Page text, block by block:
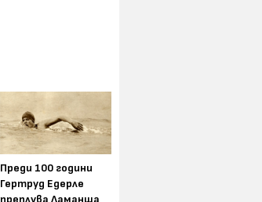
Преди 100 години
Гертруд Едерле
преплува Ламанша